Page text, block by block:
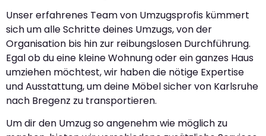
Unser erfahrenes Team von Umzugsprofis kümmert
sich um alle Schritte deines Umzugs, von der
Organisation bis hin zur reibungslosen Durchführung.
Egal ob du eine kleine Wohnung oder ein ganzes Haus
umziehen möchtest, wir haben die nötige Expertise
und Ausstattung, um deine Möbel sicher von Karlsruhe
nach Bregenz zu transportieren.
Um dir den Umzug so angenehm wie möglich zu